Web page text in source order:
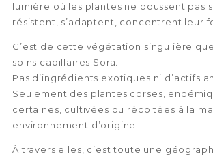
lumière où les plantes ne poussent pas
résistent, s’adaptent, concentrent leur
C’est de cette végétation singulière
soins capillaires Sora.
Pas d’ingrédients exotiques ni d’actifs
Seulement des plantes corses,
certaines, cultivées ou récoltées à la
environnement d’origine.
À travers elles, c’est toute une